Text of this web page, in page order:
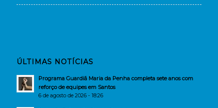
ÚLTIMAS NOTÍCIAS
Programa Guardiã Maria da Penha completa sete anos com
reforço de equipes em Santos
6 de agosto de 2026 - 18:26